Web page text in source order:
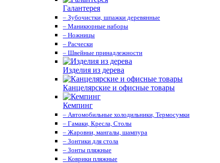
Галантерея
– Зубочистки, шпажки деревянные
– Маникюрные наборы
– Ножницы
– Расчески
– Швейные принадлежности
Изделия из дерева
Канцелярские и офисные товары
Кемпинг
– Автомобильные холодильники, Термосумки
– Гамаки, Кресла, Столы
– Жаровни, мангалы, шампура
– Зонтики для стола
– Зонты пляжные
– Коврики пляжные